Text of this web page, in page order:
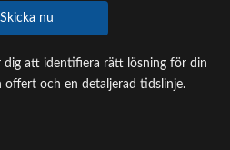
Skicka nu
dig att identifiera rätt lösning för din
offert och en detaljerad tidslinje.